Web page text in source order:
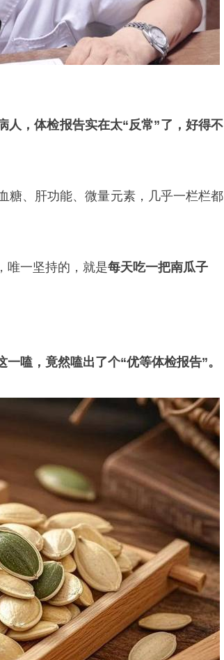
人，体检报告实在太“反常”了，好得不
糖、肝功能、微量元素，几乎一栏栏都
唯一坚持的，就是每天吃一把南瓜子
嗑，竟然嗑出了个“优等体检报告”。